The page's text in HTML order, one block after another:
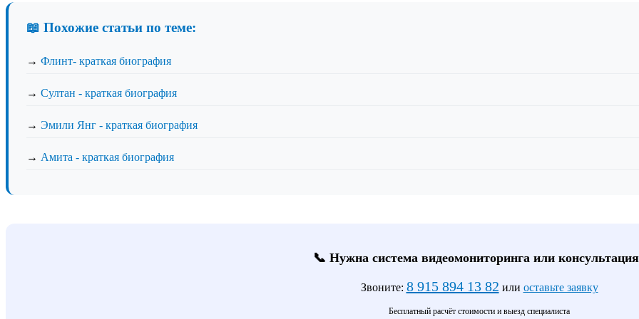
📖 Похожие статьи по теме:
→ Флинт- краткая биография
→ Султан - краткая биография
→ Эмили Янг - краткая биография
→ Амита - краткая биография
📞 Нужна система видеомониторинга или
Звоните: 8 915 894 13 82 или оставьте заявку
Бесплатный расчёт стоимости и выезд специалиста